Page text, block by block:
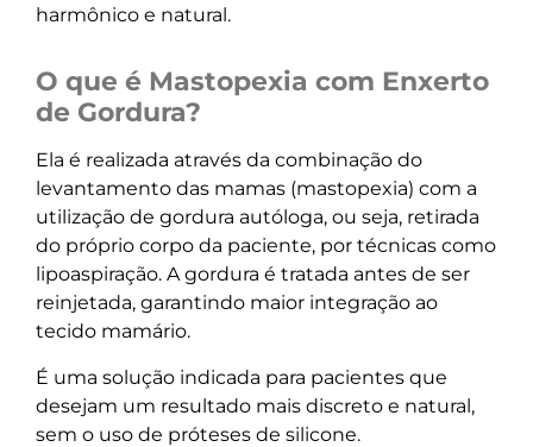
harmônico e natural.
O que é Mastopexia com Enxerto
de Gordura?
Ela é realizada através da combinação do
levantamento das mamas (mastopexia) com a
utilização de gordura autóloga, ou seja, retirada
do próprio corpo da paciente, por técnicas como
lipoaspiração. A gordura é tratada antes de ser
reinjetada, garantindo maior integração ao
tecido mamário.
É uma solução indicada para pacientes que
desejam um resultado mais discreto e natural,
sem o uso de próteses de silicone.